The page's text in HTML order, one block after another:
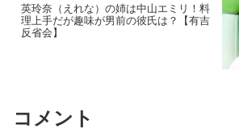
英玲奈（えれな）の姉は中山エミリ！料
理上手だが趣味が男前の彼氏は？【有吉
反省会】
コメント